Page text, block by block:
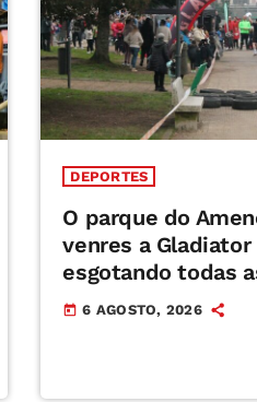
DEPORTES
O parque do
venres a Gladiator
esgotando todas
today 6 AGOSTO, 2026